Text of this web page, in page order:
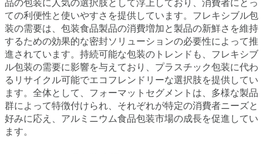
品の包装に人気の選択肢として浮上しており、消費者にとっ
ての利便性と使いやすさを提供しています。フレキシブル包
装の需要は、包装食品製品の消費増加と製品の新鮮さを維持
するための効果的な密封ソリューションの必要性によって推
進されています。持続可能な包装のトレンドも、フレキシブ
ル包装の需要に影響を与えており、プラスチック包装に代わ
るリサイクル可能でエコフレンドリーな選択肢を提供してい
ます。全体として、フォーマットセグメントは、多様な製品
群によって特徴付けられ、それぞれが特定の消費者ニーズと
好みに応え、アルミニウム食品包装市場の成長を促進してい
ます。